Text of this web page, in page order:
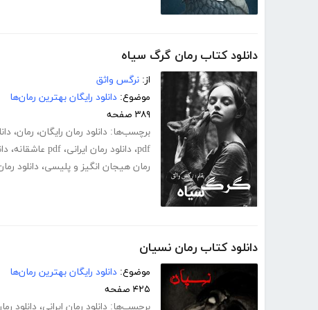
دانلود کتاب رمان گرگ سیاه
از: نرگس واثق
موضوع: دانلود رایگان بهترین رمان‌ها
۳۸۹ صفحه
برچسب‌ها: دانلود رمان رایگان، رمان،
pdf، دانلود رمان ایرانی، pdf عاشقانه ،
رمان هیجان انگیز و پلیسی، دانلود
دانلود کتاب رمان نسیان
موضوع: دانلود رایگان بهترین رمان‌ها
۴۲۵ صفحه
برچسب‌ها: دانلود رمان ایرانی، دانلود